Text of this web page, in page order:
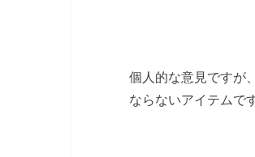
個人的な意見ですが
ならないアイテムで